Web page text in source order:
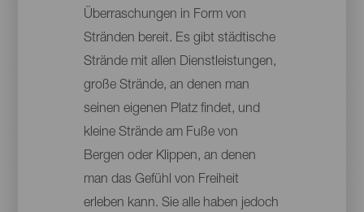
Überraschungen in Form von
Stränden bereit. Es gibt städtische
Strände mit allen Dienstleistungen,
große Strände, an denen man
seinen eigenen Platz findet, und
kleine Strände am Fuße von
Bergen oder Klippen, an denen
man das Gefühl von Freiheit
erleben kann. Sie alle haben jedoch